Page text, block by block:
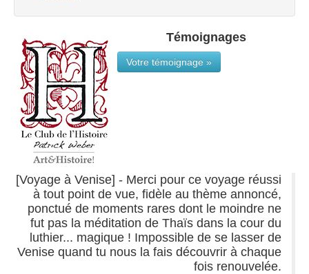
Témoignages
[Voyage à Venise] - Merci pour ce voyage réussi
à tout point de vue, fidèle au thème annoncé,
ponctué de moments rares dont le moindre ne
fut pas la méditation de Thaïs dans la cour du
luthier... magique ! Impossible de se lasser de
Venise quand tu nous la fais découvrir à chaque
fois renouvelée.
Votre témoignage »